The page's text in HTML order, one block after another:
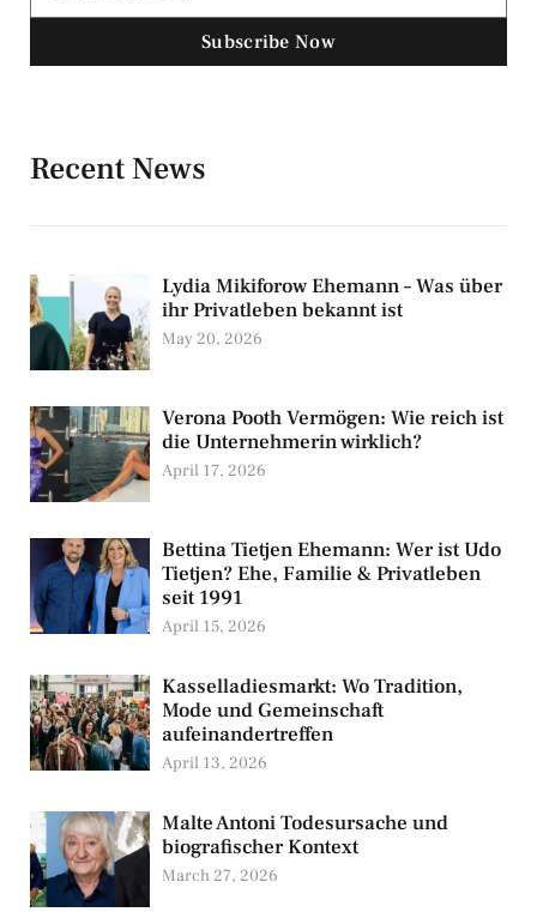
Subscribe Now
Recent News
Lydia Mikiforow Ehemann – Was über
ihr Privatleben bekannt ist
May 20, 2026
Verona Pooth Vermögen: Wie reich ist
die Unternehmerin wirklich?
April 17, 2026
Bettina Tietjen Ehemann: Wer ist Udo
Tietjen? Ehe, Familie & Privatleben
seit 1991
April 15, 2026
Kasselladiesmarkt: Wo Tradition,
Mode und Gemeinschaft
aufeinandertreffen
April 13, 2026
Malte Antoni Todesursache und
biografischer Kontext
March 27, 2026